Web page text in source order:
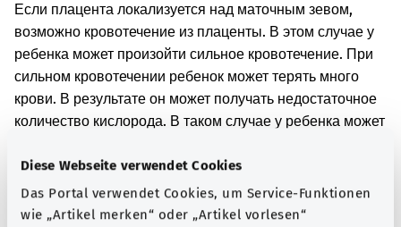
Diese Webseite verwendet Cookies
Das Portal verwendet Cookies, um Service-Funktionen
wie „Artikel merken“ oder „Artikel vorlesen“
Если плацента локализуется над маточным зевом,
возможно кровотечение из плаценты. В этом случае у
ребенка может произойти сильное кровотечение. При
сильном кровотечении ребенок может терять много
крови. В результате он может получать недостаточное
количество кислорода. В таком случае у ребенка может
получает достаточного количества питательных
веществ и кислорода, процесс его развития в утробе
матери может быть нарушен.